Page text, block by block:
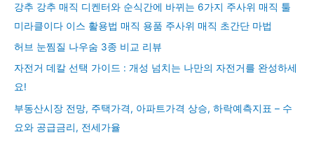
강추 강추 매직 디켄터와 순식간에 바뀌는 6가지 주사위 매직 툴
미라클이다 이스 활용법 매직 용품 주사위 매직 초간단 마법
허브 눈찜질 나우숨 3종 비교 리뷰
자전거 데칼 선택 가이드 : 개성 넘치는 나만의 자전거를 완성하세
요!
부동산시장 전망, 주택가격, 아파트가격 상승, 하락예측지표 – 수
요와 공급금리, 전세가율